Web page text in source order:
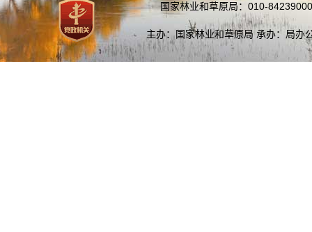
国家林业和草原局：010-
主办：国家林业和草原局 承办：局办